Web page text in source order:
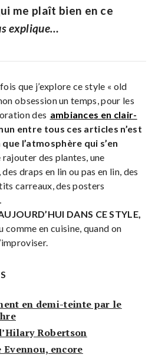
me plaît bien en ce
explique…
que j’explore ce style « old
obsession un temps, pour les
des ambiances en clair-
entre tous ces articles n’est
l’atmosphère qui s’en
rajouter des plantes, une
draps en lin ou pas en lin, des
carreaux, des posters
DANS CE STYLE,
comme en cuisine, quand on
en demi-teinte par le
Robertson
encore